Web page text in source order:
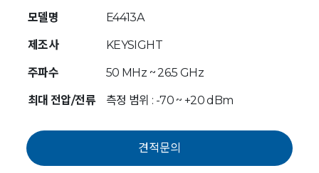
모델명 E4413A
제조사 KEYSIGHT
주파수 50 MHz ~ 26.5 GHz
최대 전압/전류 측정 범위 : -70 ~ +20 dBm